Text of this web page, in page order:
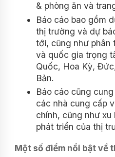
& phòng ăn và
Báo cáo bao gồm
thị trường và dự
tới, cũng như phân
và quốc gia trọng
Quốc, Hoa Kỳ,
Bản.
Báo cáo cũng
các nhà cung cấp
chính, cũng như
phát triển của thị
Một số điểm nổi bật về